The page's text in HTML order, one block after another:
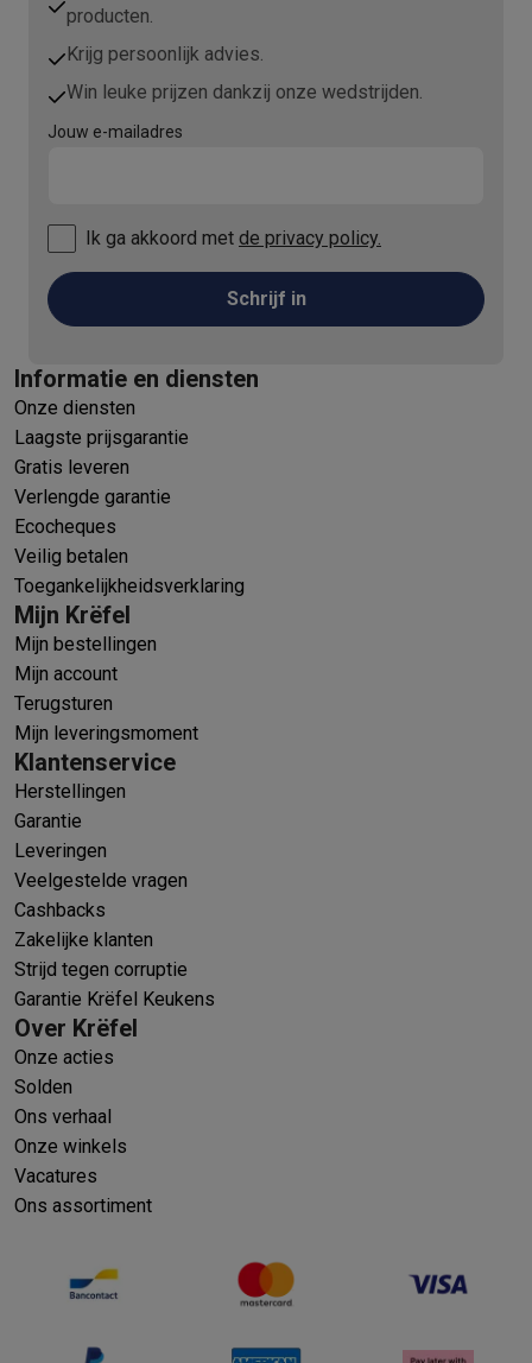
producten.
Krijg persoonlijk advies.
Win leuke prijzen dankzij onze wedstrijden.
Jouw e-mailadres
Ik ga akkoord met de privacy policy.
Schrijf in
Informatie en diensten
Onze diensten
Laagste prijsgarantie
Gratis leveren
Verlengde garantie
Ecocheques
Veilig betalen
Toegankelijkheidsverklaring
Mijn Krëfel
Mijn bestellingen
Mijn account
Terugsturen
Mijn leveringsmoment
Klantenservice
Herstellingen
Garantie
Leveringen
Veelgestelde vragen
Cashbacks
Zakelijke klanten
Strijd tegen corruptie
Garantie Krëfel Keukens
Over Krëfel
Onze acties
Solden
Ons verhaal
Onze winkels
Vacatures
Ons assortiment